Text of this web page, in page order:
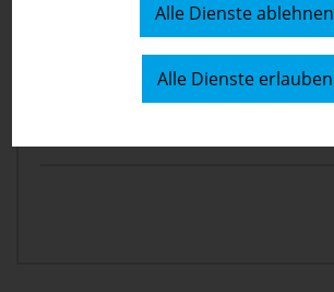
Alle Dienste ablehnen
Alle Dienste erlauben